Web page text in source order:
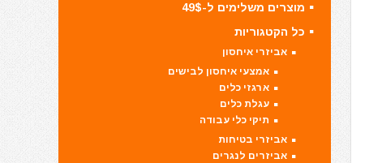
מוצרים משלימים ל-49$
כל הקטגוריות
אביזרי איחסון
אמצעי איחסון לבישים
ארגזי כלים
עגלת כלים
תיקי כלי עבודה
אביזרי בטיחות
אביזרים לנגרים